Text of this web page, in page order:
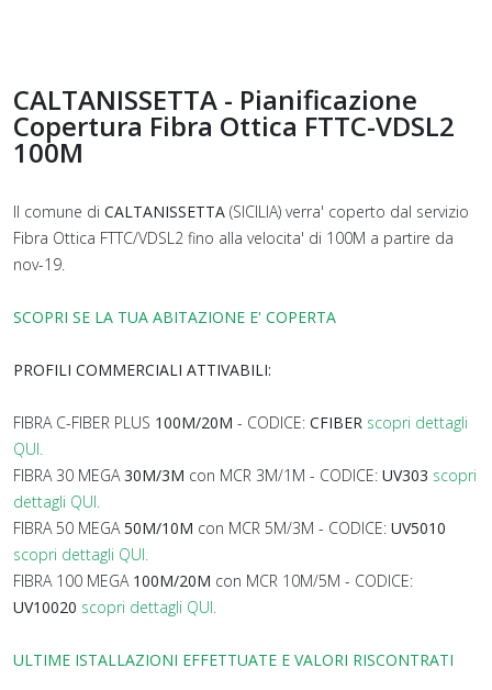
CALTANISSETTA - Pianificazione
Copertura Fibra Ottica FTTC-VDSL2
100M
Il comune di CALTANISSETTA (SICILIA) verra' coperto dal servizio
Fibra Ottica FTTC/VDSL2 fino alla velocita' di 100M a partire da
nov-19.
SCOPRI SE LA TUA ABITAZIONE E' COPERTA
PROFILI COMMERCIALI ATTIVABILI:
FIBRA C-FIBER PLUS 100M/20M - CODICE: CFIBER scopri dettagli
QUI.
FIBRA 30 MEGA30M/3M con MCR 3M/1M - CODICE: UV303 scopri
dettagli QUI.
FIBRA 50 MEGA50M/10M con MCR 5M/3M - CODICE: UV5010
scopri dettagli QUI.
FIBRA 100 MEGA 100M/20M con MCR 10M/5M - CODICE:
UV10020 scopri dettagli QUI.
ULTIME ISTALLAZIONI EFFETTUATE E VALORI RISCONTRATI